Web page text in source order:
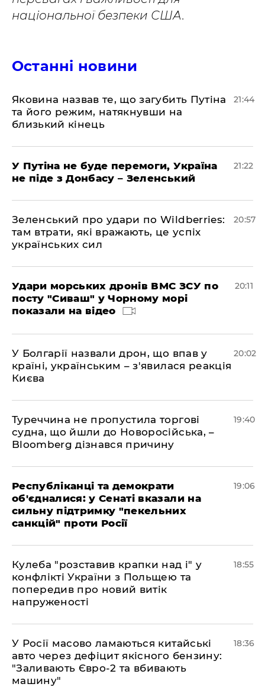
національної безпеки США.
Останні новини
Яковина назвав те, що загубить Путіна
та його режим, натякнувши на
близький кінець
21:44
У Путіна не буде перемоги, Україна
не піде з Донбасу – Зеленський
21:22
Зеленський про удари по Wildberries:
там втрати, які вражають, це успіх
українських сил
20:57
Удари морських дронів ВМС ЗСУ по
посту "Сиваш" у Чорному морі
показали на відео
20:11
У Болгарії назвали дрон, що впав у
країні, українським – з'явилася реакція
Києва
20:02
Туреччина не пропустила торгові
судна, що йшли до Новоросійська, –
Bloomberg дізнався причину
19:40
Республіканці та демократи
об'єдналися: у Сенаті вказали на
сильну підтримку "пекельних
санкцій" проти Росії
19:06
Кулеба "розставив крапки над і" у
конфлікті України з Польщею та
попередив про новий витік
напруженості
18:55
У Росії масово ламаються китайські
авто через дефіцит якісного бензину:
"Заливають Євро-2 та вбивають
машину"
18:36